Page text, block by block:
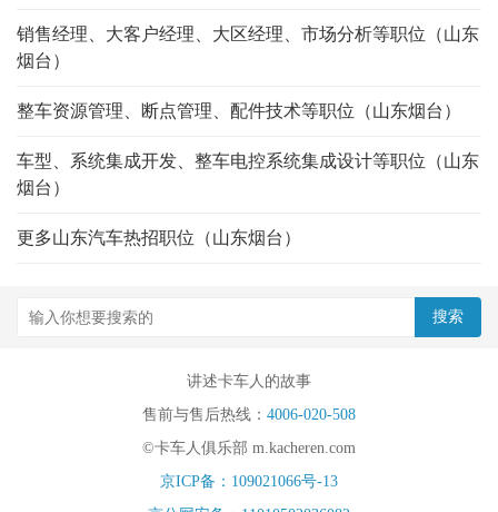
销售经理、大客户经理、大区经理、市场分析等职位（山东
烟台）
整车资源管理、断点管理、配件技术等职位（山东烟台）
车型、系统集成开发、整车电控系统集成设计等职位（山东
烟台）
更多山东汽车热招职位（山东烟台）
讲述卡车人的故事
售前与售后热线： 4006-020-508
©卡车人俱乐部 m.kacheren.com
京ICP备：109021066号-13